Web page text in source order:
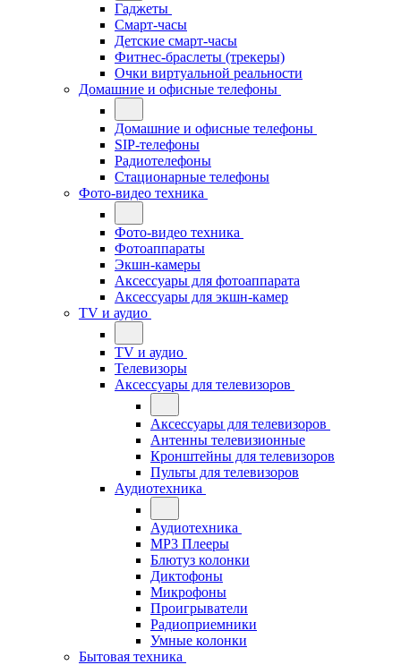
Гаджеты
Смарт-часы
Детские смарт-часы
Фитнес-браслеты (трекеры)
Очки виртуальной реальности
Домашние и офисные телефоны
Домашние и офисные телефоны
SIP-телефоны
Радиотелефоны
Стационарные телефоны
Фото-видео техника
Фото-видео техника
Фотоаппараты
Экшн-камеры
Аксессуары для фотоаппарата
Аксессуары для экшн-камер
TV и аудио
TV и аудио
Телевизоры
Аксессуары для телевизоров
Аксессуары для телевизоров
Антенны телевизионные
Кронштейны для телевизоров
Пульты для телевизоров
Аудиотехника
Аудиотехника
MP3 Плееры
Блютуз колонки
Диктофоны
Микрофоны
Проигрыватели
Радиоприемники
Умные колонки
Бытовая техника